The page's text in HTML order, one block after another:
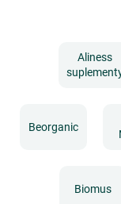
Aliness
Beorganic
Biomus